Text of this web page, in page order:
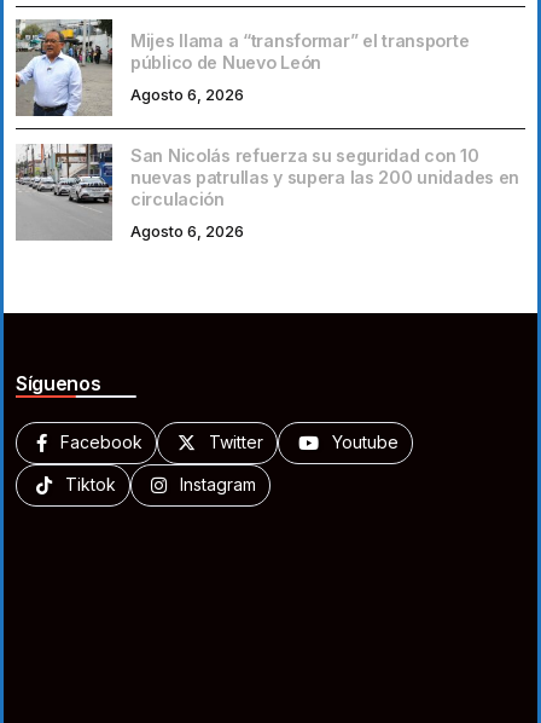
Mijes llama a “transformar” el transporte
público de Nuevo León
Agosto 6, 2026
San Nicolás refuerza su seguridad con 10
nuevas patrullas y supera las 200 unidades en
circulación
Agosto 6, 2026
Síguenos
Facebook Twitter Youtube
Tiktok Instagram